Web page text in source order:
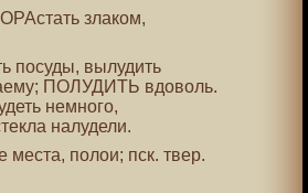
злаком,
посуды, вылудить
ПОЛУДИТЬ вдоволь.
немного,
налудели.
полои; пск. твер.